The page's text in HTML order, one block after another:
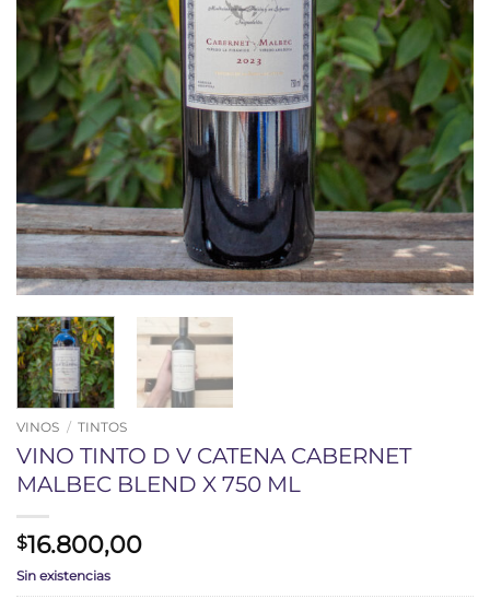
VINOS / TINTOS
VINO TINTO D V CATENA CABERNET
MALBEC BLEND X 750 ML
$16.800,00
Sin existencias